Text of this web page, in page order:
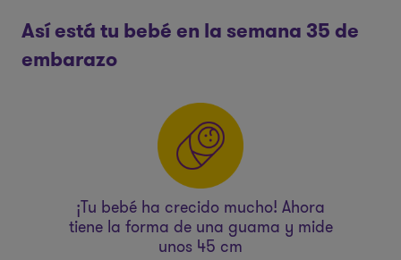
Así está tu bebé en la semana 35 de
embarazo
¡Tu bebé ha crecido mucho! Ahora
tiene la forma de una guama y mide
unos 45 cm